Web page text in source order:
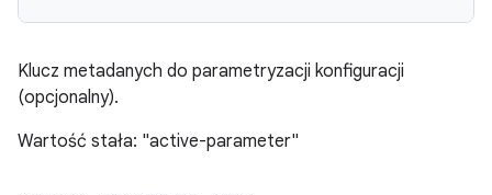
Klucz metadanych do parametryzacji konfiguracji
(opcjonalny).
Wartość stała: "active-parameter"